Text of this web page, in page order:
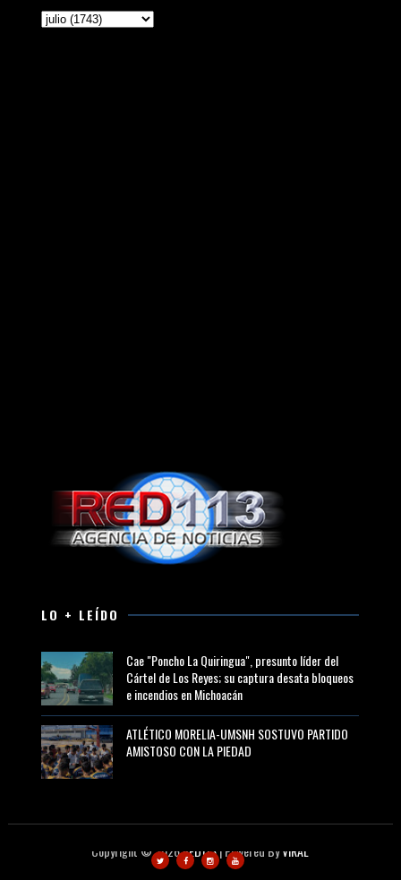
LO + LEÍDO
Cae "Poncho La Quiringua", presunto líder del
Cártel de Los Reyes; su captura desata bloqueos
e incendios en Michoacán
ATLÉTICO MORELIA-UMSNH SOSTUVO PARTIDO
AMISTOSO CON LA PIEDAD
Copyright ©2026RED113| Powered ByVIRAL